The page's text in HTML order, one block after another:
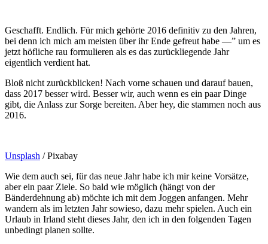
Geschafft. Endlich. Für mich gehörte 2016 definitiv zu den Jahren,
bei denn ich mich am meisten über ihr Ende gefreut habe —” um es
jetzt höfliche rau formulieren als es das zurückliegende Jahr
eigentlich verdient hat.
Bloß nicht zurückblicken! Nach vorne schauen und darauf bauen,
dass 2017 besser wird. Besser wir, auch wenn es ein paar Dinge
gibt, die Anlass zur Sorge bereiten. Aber hey, die stammen noch aus
2016.
Unsplash / Pixabay
Wie dem auch sei, für das neue Jahr habe ich mir keine Vorsätze,
aber ein paar Ziele. So bald wie möglich (hängt von der
Bänderdehnung ab) möchte ich mit dem Joggen anfangen. Mehr
wandern als im letzten Jahr sowieso, dazu mehr spielen. Auch ein
Urlaub in Irland steht dieses Jahr, den ich in den folgenden Tagen
unbedingt planen sollte.